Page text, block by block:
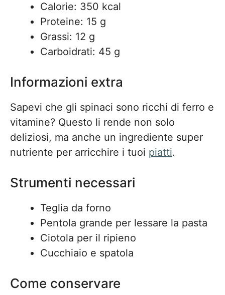
Calorie: 350 kcal
Proteine: 15 g
Grassi: 12 g
Carboidrati: 45 g
Informazioni extra
Sapevi che gli spinaci sono ricchi di ferro e
vitamine? Questo li rende non solo
deliziosi, ma anche un ingrediente super
nutriente per arricchire i tuoi piatti.
Strumenti necessari
Teglia da forno
Pentola grande per lessare la pasta
Ciotola per il ripieno
Cucchiaio e spatola
Come conservare